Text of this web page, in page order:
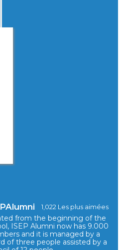
1,022 Les plus aimées
from the beginning of the
ISEP Alumni now has 9.000
and it is managed by a
of three people assisted by a